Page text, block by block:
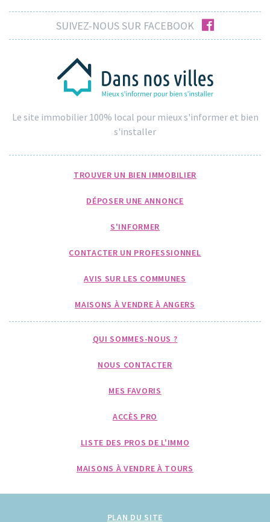
SUIVEZ-NOUS SUR FACEBOOK facebook
Le site immobilier 100% local pour mieux s'informer et bien
s'installer
TROUVER UN BIEN IMMOBILIER
DÉPOSER UNE ANNONCE
S'INFORMER
CONTACTER UN PROFESSIONNEL
AVIS SUR LES COMMUNES
MAISONS À VENDRE À ANGERS
QUI SOMMES-NOUS ?
NOUS CONTACTER
MES FAVORIS
ACCÈS PRO
LISTE DES PROS DE L'IMMO
MAISONS À VENDRE À TOURS
PLAN DU SITE